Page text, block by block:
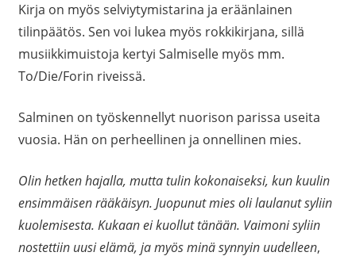
Kirja on myös selviytymistarina ja eräänlainen
tilinpäätös. Sen voi lukea myös rokkikirjana, sillä
musiikkimuistoja kertyi Salmiselle myös mm.
To/Die/Forin riveissä.
Salminen on työskennellyt nuorison parissa useita
vuosia. Hän on perheellinen ja onnellinen mies.
Olin hetken hajalla, mutta tulin kokonaiseksi, kun kuulin
ensimmäisen rääkäisyn. Juopunut mies oli laulanut syliin
kuolemisesta. Kukaan ei kuollut tänään. Vaimoni syliin
nostettiin uusi elämä, ja myös minä synnyin uudelleen,